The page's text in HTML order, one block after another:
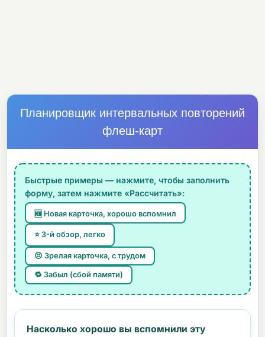
Планировщик интервальных повторений
флеш-карт
Быстрые примеры — нажмите, чтобы заполнить
форму, затем нажмите «Рассчитать»:
🆕 Новая карточка, хорошо вспомнил
⭐ 3-й обзор, легко
😣 Зрелая карточка, с трудом
🔁 Забыл (сбой памяти)
Насколько хорошо вы вспомнили эту